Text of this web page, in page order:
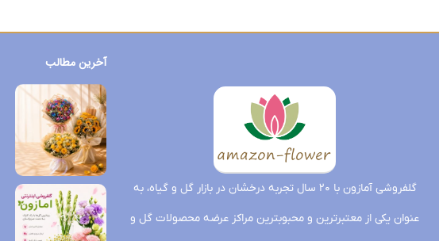
گلفروشی آمازون با ۲۰ سال تجربه درخشان در بازار گل و گیاه، به
عنوان یکی از معتبرترین و محبوبترین مراکز عرضه محصولات گل و
آخرین مطالب